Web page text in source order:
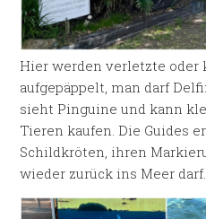
Hier werden verletzte oder
aufgepäppelt, man darf
sieht Pinguine und kann
Tieren kaufen. Die Guides
Schildkröten, ihren
wieder zurück ins Meer darf.